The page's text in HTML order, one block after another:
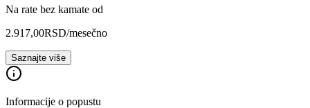
Na rate bez kamate od
2.917,00RSD/mesečno
Saznajte više
Informacije o popustu